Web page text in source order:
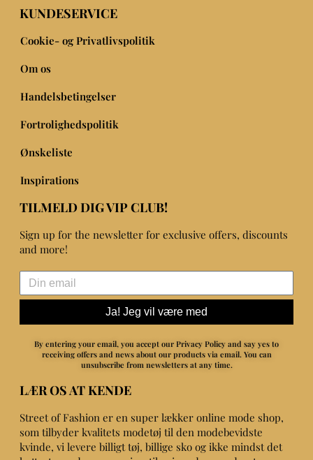
KUNDESERVICE
Cookie- og Privatlivspolitik
Om os
Handelsbetingelser
Fortrolighedspolitik
Ønskeliste
Inspirations
TILMELD DIG VIP CLUB!
Sign up for the newsletter for exclusive offers, discounts
and more!
Ja! Jeg vil være med
By entering your email, you accept our Privacy Policy and say yes to
receiving offers and news about our products via email. You can
unsubscribe from newsletters at any time.
LÆR OS AT KENDE
Street of Fashion er en super lækker online mode shop,
som tilbyder kvalitets modetøj til den modebevidste
kvinde, vi levere billigt tøj, billige sko og ikke mindst det